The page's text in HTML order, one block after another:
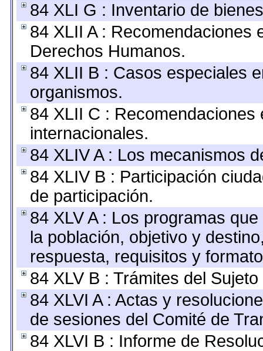
84 XLI G : Inventario de
84 XLII A : Recomendaciones
Derechos Humanos.
84 XLII B : Casos especiales
organismos.
84 XLII C :
internacionales.
84 XLIV A : Los mecanismos
84 XLIV B : Participación
de participación.
84 XLV A : Los programas
la población, objetivo y
respuesta, requisitos y
84 XLV B : Trámites del
84 XLVI A : Actas y
de sesiones del Comité de
84 XLVI B : Informe de